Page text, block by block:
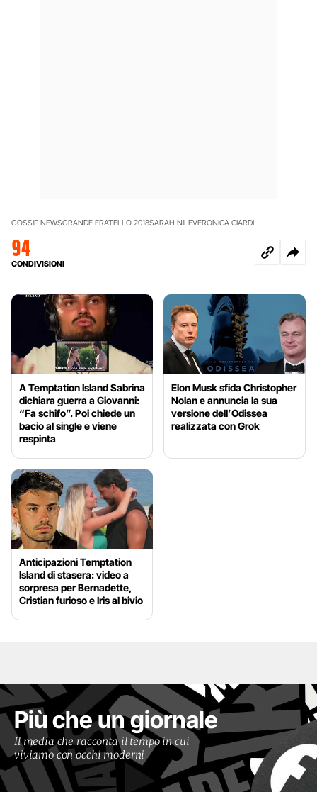
GOSSIP NEWSGRANDE FRATELLO 2018SARAH NILEVERONICA CIARDI
94
CONDIVISIONI
A Temptation Island Sabrina
dichiara guerra a Giovanni:
“Fa schifo”. Poi chiede un
bacio al single e viene
respinta
Elon Musk sfida Christopher
Nolan e annuncia la sua
versione dell’Odissea
realizzata con Grok
Anticipazioni Temptation
Island di stasera: video a
sorpresa per Bernadette,
Cristian furioso e Iris al bivio
Più che un giornale
Il media che racconta il tempo in cui
viviamo con occhi moderni